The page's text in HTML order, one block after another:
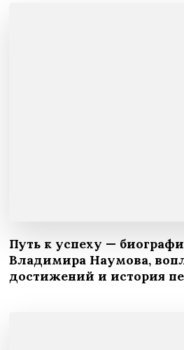
Путь к успеху —
Владимира Наумова,
достижений и история